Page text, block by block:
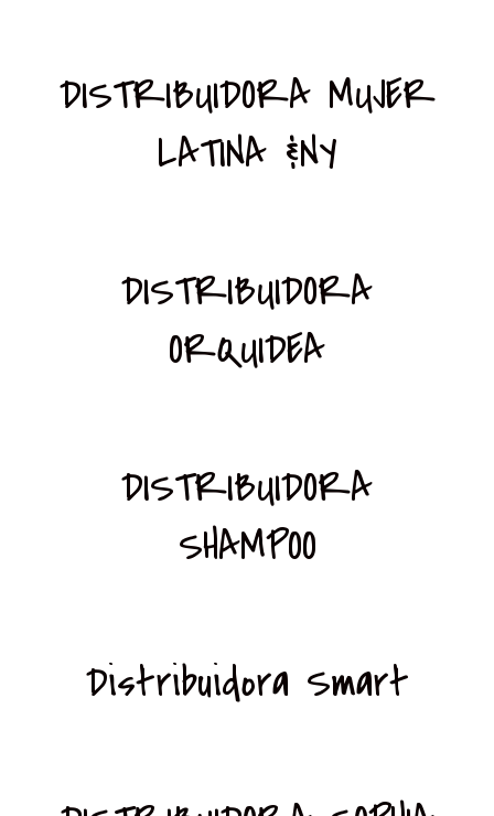
DISTRIBUIDORA MUJER
LATINA &NY
DISTRIBUIDORA
ORQUIDEA
DISTRIBUIDORA
SHAMPOO
Distribuidora Smart